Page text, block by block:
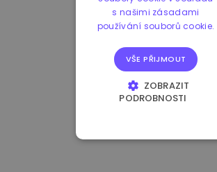
s našimi zásadami
používání souborů cookie.
VŠE PŘIJMOUT
ZOBRAZIT
PODROBNOSTI